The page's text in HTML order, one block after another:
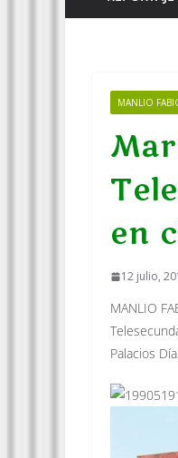
MANLIO
en
12 julio,
MANLIO
Palacios